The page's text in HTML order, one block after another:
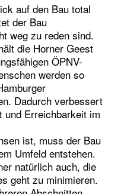
auf den Bau total
der Bau
weg zu reden sind.
die Horner Geest
ÖPNV-
werden so
Dadurch verbessert
Erreichbarkeit im
ist, muss der Bau
Umfeld entstehen.
natürlich auch, die
geht zu minimieren.